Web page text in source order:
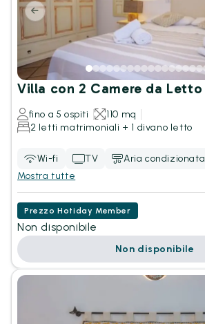
Villa con 2 Camere da Letto
fino a 5 ospiti
110 mq
2 letti matrimoniali + 1 divano letto
Wi-fi TV
Aria condizionata
Mostra tutte
Prezzo Hotiday Member
Non disponibile
Non disponibile